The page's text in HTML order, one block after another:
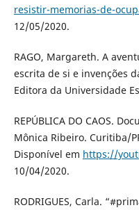
resistir-memorias-de-
12/05/2020.
RAGO, Margareth. A
escrita de si e invenções
Editora da Universidade
REPÚBLICA DO CAOS.
Mônica Ribeiro. Curitiba/
Disponível em https://
10/04/2020.
RODRIGUES, Carla.